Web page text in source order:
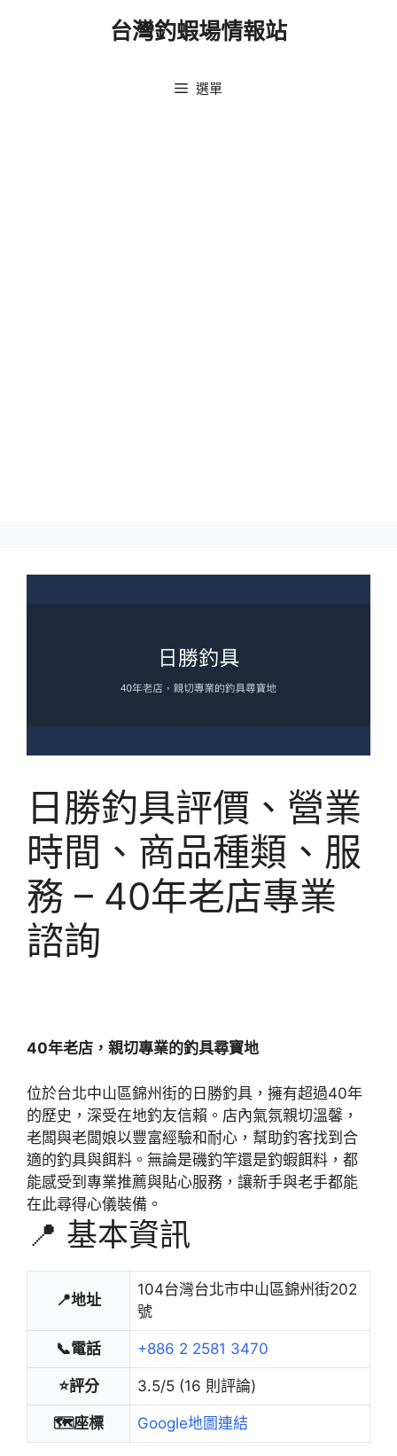
台灣釣蝦場情報站
選單
日勝釣具評價、營業
時間、商品種類、服
務 – 40年老店專業
諮詢
40年老店，親切專業的釣具尋寶地
位於台北中山區錦州街的日勝釣具，擁有超過40年
的歷史，深受在地釣友信賴。店內氣氛親切溫馨，
老闆與老闆娘以豐富經驗和耐心，幫助釣客找到合
適的釣具與餌料。無論是磯釣竿還是釣蝦餌料，都
能感受到專業推薦與貼心服務，讓新手與老手都能
在此尋得心儀裝備。
📍 基本資訊
📍地址
104台灣台北市中山區錦州街202
號
📞電話 +886 2 2581 3470
⭐評分 3.5/5 (16 則評論)
🗺️座標 Google地圖連結